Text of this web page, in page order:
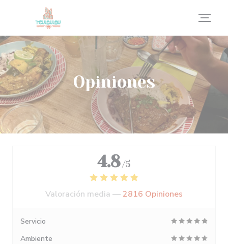
Personalización de sus opciones de cookies
Opiniones
4.8 /5
Valoración media —2816 Opiniones
Servicio
Ambiente